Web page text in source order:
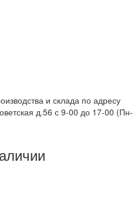
и склада по адресу
д.56 с 9-00 до 17-00 (Пн-